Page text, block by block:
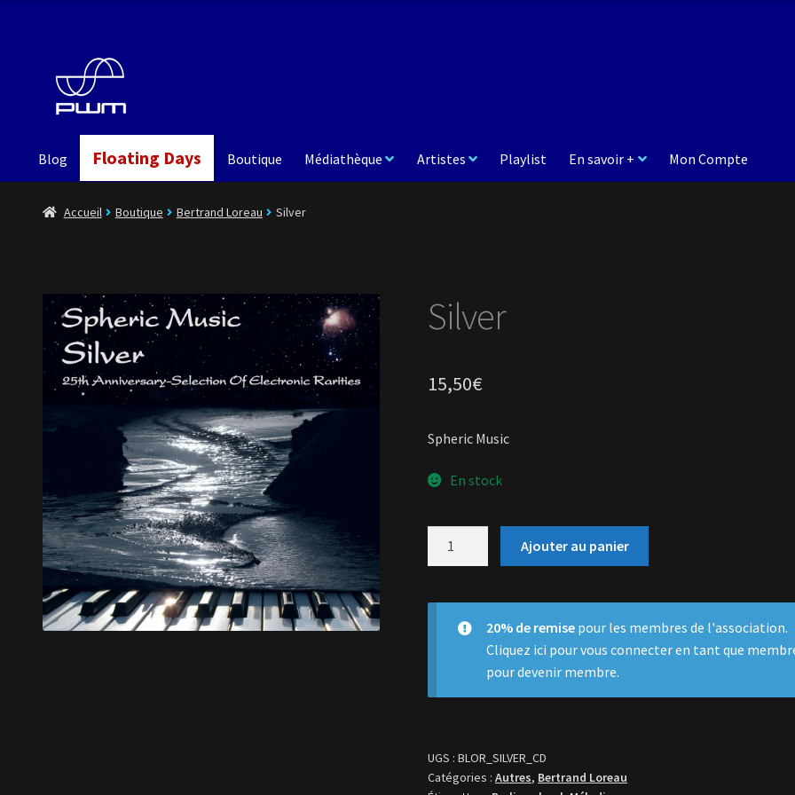
navigation
contenu
Blog Floating Days Boutique Médiathèque Artistes Playlist En savoir + Mon Compte
Accueil Boutique Bertrand Loreau Silver
Silver
15,50€
Spheric Music
En stock
Ajouter au panier
20% de remisepour les membres de l'association.
Cliquez ici pour vous connecter en tant que
pour devenir membre.
UGS :BLOR_SILVER_CD
Catégories :Autres, Bertrand Loreau